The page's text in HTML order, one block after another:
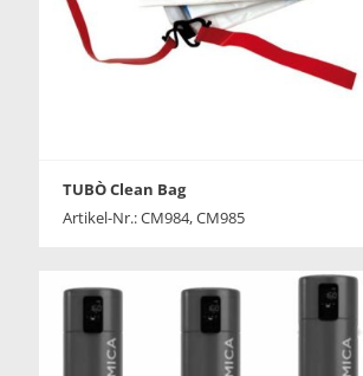
TUBÒ Clean Bag
Artikel-Nr.: CM984, CM985